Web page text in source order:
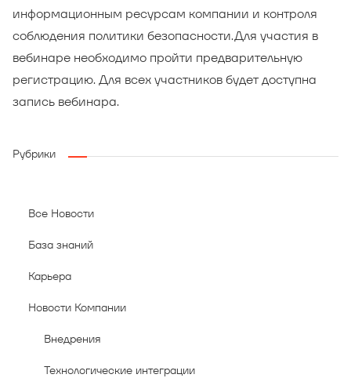
информационным ресурсам компании и контроля
соблюдения политики безопасности.Для участия в
вебинаре необходимо пройти предварительную
регистрацию. Для всех участников будет доступна
запись вебинара.
Рубрики
Все Новости
База знаний
Карьера
Новости Компании
Внедрения
Технологические интеграции